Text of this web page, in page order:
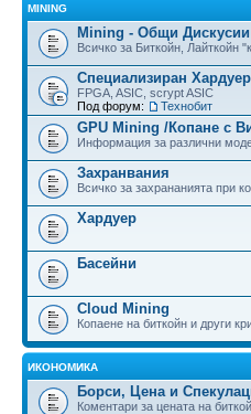
MINING
Mining - Общи Дискусии
Всичко за Биткойн, Лайткойн
Специализиран
FPGA, ASIC, scrypt ASIC
Под форум:
Технобит
GPU Mining /Копане с
Информация за различни
Захранвания
Всичко за захрананията при
Хардуер
Басейни
Cloud Mining
Копаене на биткойн и други
ИКОНОМИКА
Борси, Цена и
Коментари за цената на